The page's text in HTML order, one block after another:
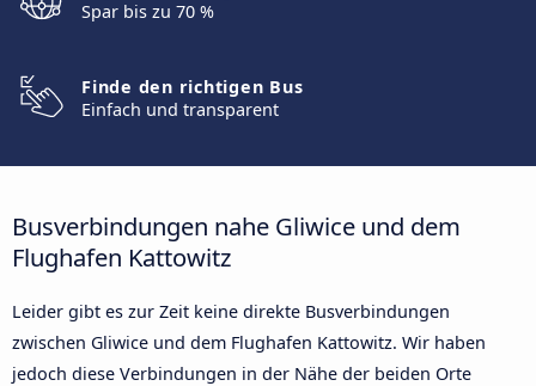
Spar bis zu 70 %
Finde den richtigen Bus
Einfach und transparent
Busverbindungen nahe Gliwice und dem
Flughafen Kattowitz
Leider gibt es zur Zeit keine direkte Busverbindungen
zwischen Gliwice und dem Flughafen Kattowitz. Wir haben
jedoch diese Verbindungen in der Nähe der beiden Orte